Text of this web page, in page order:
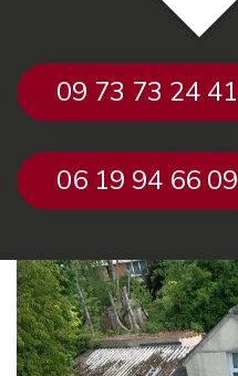
09 73 73 24 41
06 19 94 66 09